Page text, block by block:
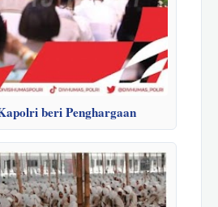
beri Penghargaan